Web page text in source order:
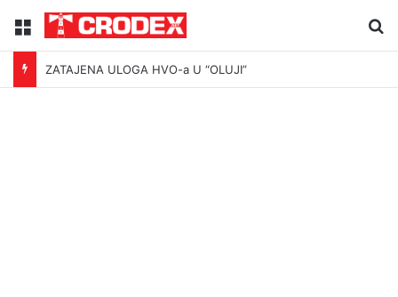
Menu
ZATAJENA ULOGA HVO-a U “OLUJI”